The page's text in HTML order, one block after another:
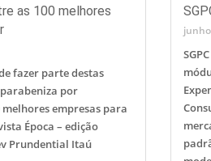
as 100 melhores
fazer parte destas
por
empresas para
Época – edição
Prundential Itaú